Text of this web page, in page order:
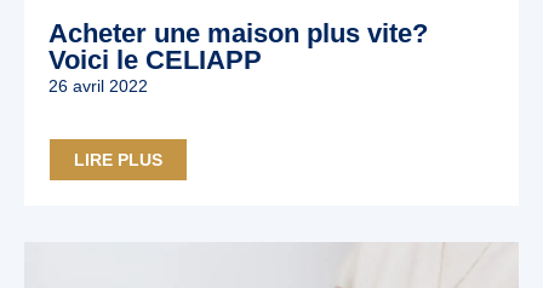
Acheter une maison plus vite?
Voici le CELIAPP
26 avril 2022
LIRE PLUS